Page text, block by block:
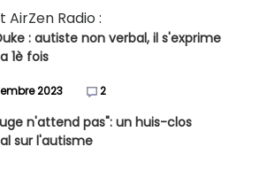
AirZen Radio :
: autiste non verbal, il s'exprime
1è fois
2023 2
n'attend pas": un huis-clos
sur l'autisme